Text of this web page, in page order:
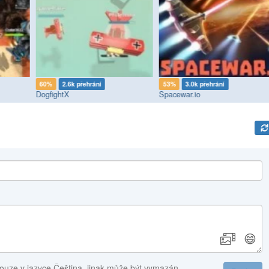
60% 2.6k přehrání
DogfightX
53% 3.0k přehrání
Spacewar.io
😄